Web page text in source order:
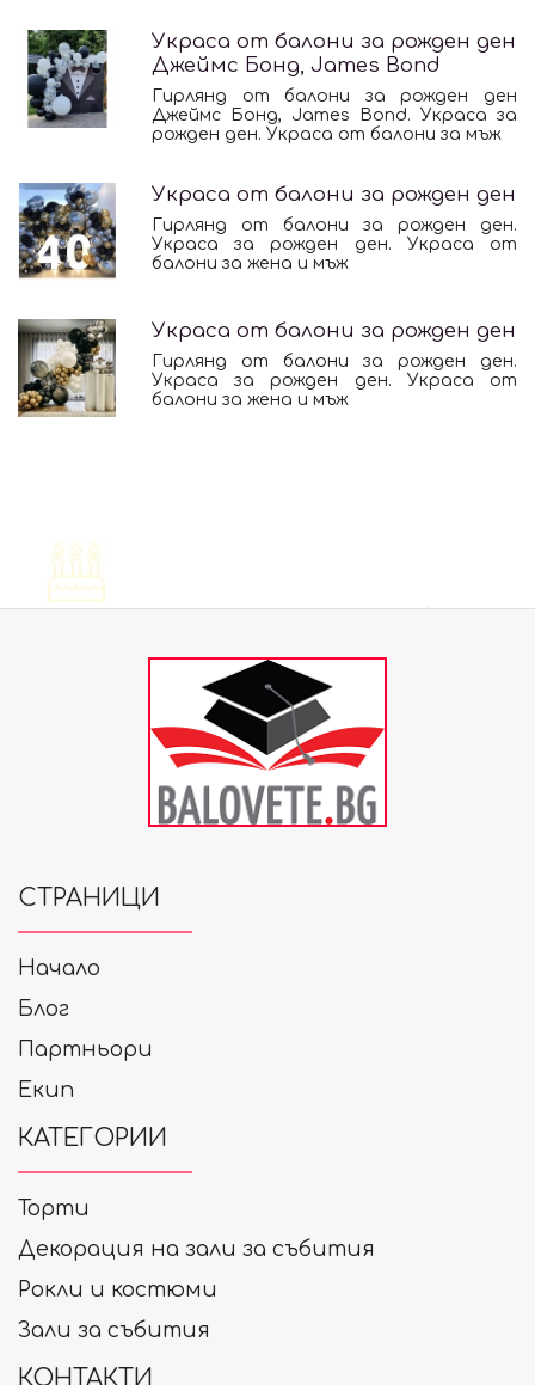
Украса от балони за рожден ден
Джеймс Бонд, James Bond
Гирлянд от балони за рожден ден
Джеймс Бонд, James Bond. Украса за
рожден ден. Украса от балони за мъж
Украса от балони за рожден ден
Гирлянд от балони за рожден ден.
Украса за рожден ден. Украса от
балони за жена и мъж
Украса от балони за рожден ден
Гирлянд от балони за рожден ден.
Украса за рожден ден. Украса от
балони за жена и мъж
СТРАНИЦИ
Начало
Блог
Партньори
Екип
КАТЕГОРИИ
Торти
Декорация на зали за събития
Рокли и костюми
Зали за събития
КОНТАКТИ